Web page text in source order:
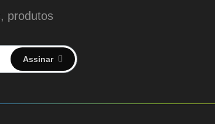
produtos
Assinar